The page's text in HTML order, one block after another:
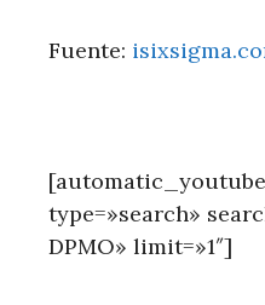
Fuente:
type=»search»
DPMO» limit=»1″]